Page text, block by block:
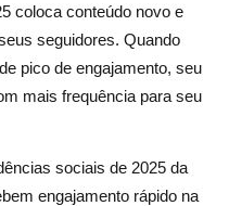
melhor hora para
coloca conteúdo novo e
seguidores. Quando
pico de engajamento, seu
mais frequência para seu
sociais de 2025 da
engajamento rápido na